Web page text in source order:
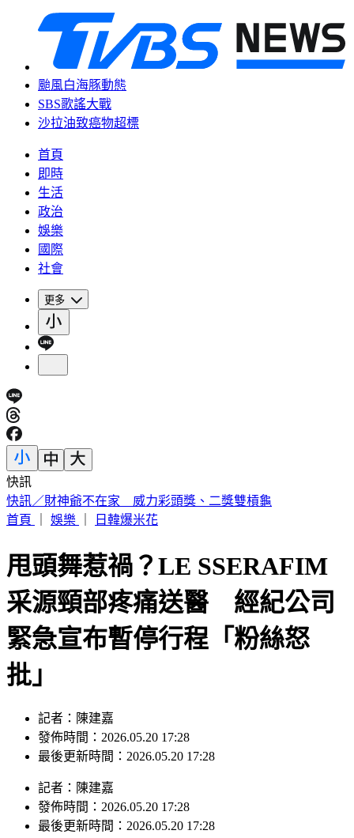
颱風白海豚動態
SBS歌謠大戰
沙拉油致癌物超標
首頁
即時
生活
政治
娛樂
國際
社會
更多
快訊
中國出入境新規將上路 陸委會曝「這類人」最危險
首頁
娛樂 日韓爆米花
甩頭舞惹禍？LE SSERAFIM
采源頸部疼痛送醫 經紀公司
緊急宣布暫停行程「粉絲怒
批」
記者：陳建嘉
發佈時間：2026.05.20 17:28
最後更新時間：2026.05.20 17:28
記者 ： 陳建嘉
發佈時間： 2026.05.20 17:28
最後更新時間： 2026.05.20 17:28